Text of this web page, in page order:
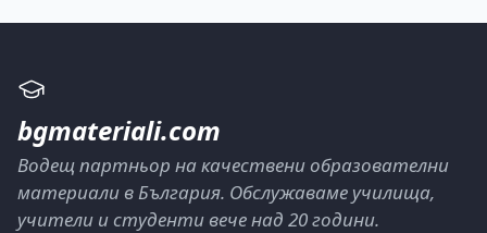
bgmateriali.com
Водещ партньор на качествени образователни
материали в България. Обслужаваме училища,
учители и студенти вече над 20 години.